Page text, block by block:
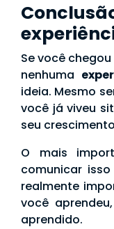
Se você
nenhuma
ideia. Mesmo
você já viveu
seu
O mais
comunicar
realmente
você
aprendido.